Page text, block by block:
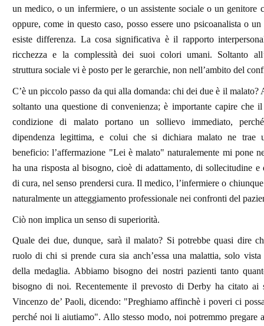
un medico, o un infermiere, o un assistente sociale o un genitore
oppure, come in questo caso, posso essere uno psicoanalista o
esiste differenza. La cosa significativa è il rapporto
ricchezza e la complessità dei suoi colori umani. Soltanto
struttura sociale vi è posto per le gerarchie, non nell’ambito del
C’è un piccolo passo da qui alla domanda: chi dei due è il malato?
soltanto una questione di convenienza; è importante capire che
condizione di malato portano un sollievo immediato,
dipendenza legittima, e colui che si dichiara malato ne trae
beneficio: l’affermazione "Lei è malato" naturalemente mi pone
ha una risposta al bisogno, cioè di adattamento, di sollecitudine
di cura, nel senso prendersi cura. Il medico, l’infermiere o
naturalmente un atteggiamento professionale nei confronti del
Ciò non implica un senso di superiorità.
Quale dei due, dunque, sarà il malato? Si potrebbe quasi dire
ruolo di chi si prende cura sia anch’essa una malattia, solo vista
della medaglia. Abbiamo bisogno dei nostri pazienti tanto
bisogno di noi. Recentemente il prevosto di Derby ha citato ai
Vincenzo de’ Paoli, dicendo: "Preghiamo affinchè i poveri ci
perché noi li aiutiamo". Allo stesso modo, noi potremmo pregare